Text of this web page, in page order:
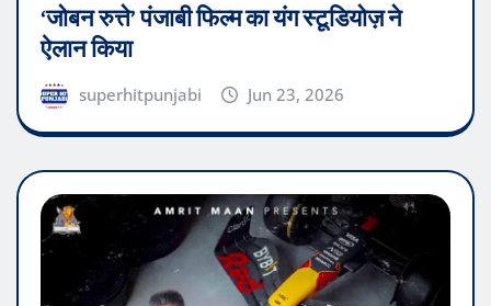
‘जोबन रुत्ते’ पंजाबी फिल्म का यंग स्टूडियोज़ ने
ऐलान किया
superhitpunjabi Jun 23, 2026